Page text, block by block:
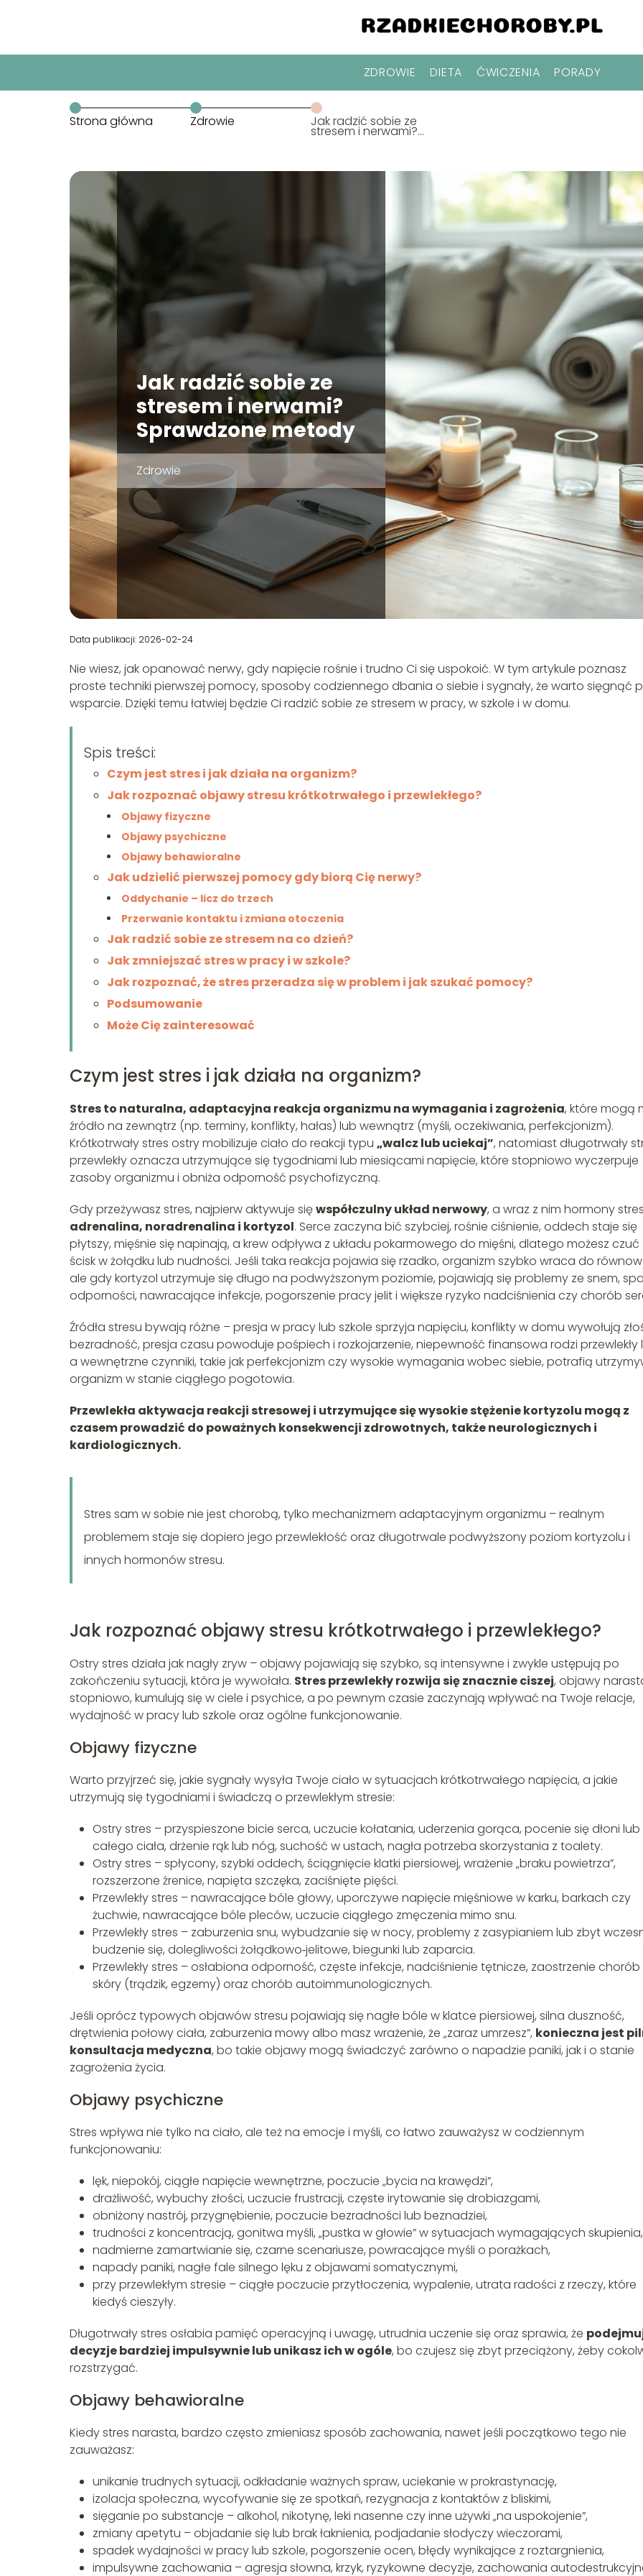
ZDROWIE DIETA ĆWICZENIA PORADY
Strona główna Zdrowie Jak radzić sobie ze
stresem i nerwami?
Jak radzić sobie ze
stresem i nerwami?
Sprawdzone metody
Zdrowie
Data publikacji: 2026-02-24
Nie wiesz, jak opanować nerwy, gdy napięcie rośnie i trudno Ci się uspokoić. W tym artykule poznasz
proste techniki pierwszej pomocy, sposoby codziennego dbania o siebie i sygnały, że warto sięgnąć
wsparcie. Dzięki temu łatwiej będzie Ci radzić sobie ze stresem w pracy, w szkole i w domu.
Spis treści:
Czym jest stres i jak działa na organizm?
Jak rozpoznać objawy stresu krótkotrwałego i przewlekłego?
Objawy fizyczne
Objawy psychiczne
Objawy behawioralne
Jak udzielić pierwszej pomocy gdy biorą Cię nerwy?
Oddychanie – licz do trzech
Przerwanie kontaktu i zmiana otoczenia
Jak radzić sobie ze stresem na co dzień?
Jak zmniejszać stres w pracy i w szkole?
Jak rozpoznać, że stres przeradza się w problem i jak szukać pomocy?
Podsumowanie
Może Cię zainteresować
Czym jest stres i jak działa na organizm?
Stres to naturalna, adaptacyjna reakcja organizmu na wymagania i zagrożenia, które mogą
źródło na zewnątrz (np. terminy, konflikty, hałas) lub wewnątrz (myśli, oczekiwania, perfekcjonizm).
Krótkotrwały stres ostry mobilizuje ciało do reakcji typu „walcz lub uciekaj”, natomiast długotrwały
przewlekły oznacza utrzymujące się tygodniami lub miesiącami napięcie, które stopniowo wyczerpuje
zasoby organizmu i obniża odporność psychofizyczną.
Gdy przeżywasz stres, najpierw aktywuje sięwspółczulny układ nerwowy, a wraz z nim hormony
adrenalina, noradrenalina i kortyzol. Serce zaczyna bić szybciej, rośnie ciśnienie, oddech staje się
płytszy, mięśnie się napinają, a krew odpływa z układu pokarmowego do mięśni, dlatego możesz czuć
ścisk w żołądku lub nudności. Jeśli taka reakcja pojawia się rzadko, organizm szybko wraca do
ale gdy kortyzol utrzymuje się długo na podwyższonym poziomie, pojawiają się problemy ze snem,
odporności, nawracające infekcje, pogorszenie pracy jelit i większe ryzyko nadciśnienia czy chorób
Źródła stresu bywają różne – presja w pracy lub szkole sprzyja napięciu, konflikty w domu wywołują
bezradność, presja czasu powoduje pośpiech i rozkojarzenie, niepewność finansowa rodzi przewlekły
a wewnętrzne czynniki, takie jak perfekcjonizm czy wysokie wymagania wobec siebie, potrafią
organizm w stanie ciągłego pogotowia.
Przewlekła aktywacja reakcji stresowej i utrzymujące się wysokie stężenie kortyzolu mogą z
czasem prowadzić do poważnych konsekwencji zdrowotnych, także neurologicznych i
kardiologicznych.
Stres sam w sobie nie jest chorobą, tylko mechanizmem adaptacyjnym organizmu – realnym
problemem staje się dopiero jego przewlekłość oraz długotrwale podwyższony poziom kortyzolu i
innych hormonów stresu.
Jak rozpoznać objawy stresu krótkotrwałego i przewlekłego?
Ostry stres działa jak nagły zryw – objawy pojawiają się szybko, są intensywne i zwykle ustępują po
zakończeniu sytuacji, która je wywołała. Stres przewlekły rozwija się znacznie ciszej, objawy
stopniowo, kumulują się w ciele i psychice, a po pewnym czasie zaczynają wpływać na Twoje relacje,
wydajność w pracy lub szkole oraz ogólne funkcjonowanie.
Objawy fizyczne
Warto przyjrzeć się, jakie sygnały wysyła Twoje ciało w sytuacjach krótkotrwałego napięcia, a jakie
utrzymują się tygodniami i świadczą o przewlekłym stresie:
Ostry stres – przyspieszone bicie serca, uczucie kołatania, uderzenia gorąca, pocenie się dłoni lub
całego ciała, drżenie rąk lub nóg, suchość w ustach, nagła potrzeba skorzystania z toalety.
Ostry stres – spłycony, szybki oddech, ściągnięcie klatki piersiowej, wrażenie „braku powietrza”,
rozszerzone źrenice, napięta szczęka, zaciśnięte pięści.
Przewlekły stres – nawracające bóle głowy, uporczywe napięcie mięśniowe w karku, barkach czy
żuchwie, nawracające bóle pleców, uczucie ciągłego zmęczenia mimo snu.
Przewlekły stres – zaburzenia snu, wybudzanie się w nocy, problemy z zasypianiem lub zbyt
budzenie się, dolegliwości żołądkowo‑jelitowe, biegunki lub zaparcia.
Przewlekły stres – osłabiona odporność, częste infekcje, nadciśnienie tętnicze, zaostrzenie chorób
skóry (trądzik, egzemy) oraz chorób autoimmunologicznych.
Jeśli oprócz typowych objawów stresu pojawiają się nagłe bóle w klatce piersiowej, silna duszność,
drętwienia połowy ciała, zaburzenia mowy albo masz wrażenie, że „zaraz umrzesz”, konieczna jest
konsultacja medyczna, bo takie objawy mogą świadczyć zarówno o napadzie paniki, jak i o stanie
zagrożenia życia.
Objawy psychiczne
Stres wpływa nie tylko na ciało, ale też na emocje i myśli, co łatwo zauważysz w codziennym
funkcjonowaniu:
lęk, niepokój, ciągłe napięcie wewnętrzne, poczucie „bycia na krawędzi”,
drażliwość, wybuchy złości, uczucie frustracji, częste irytowanie się drobiazgami,
obniżony nastrój, przygnębienie, poczucie bezradności lub beznadziei,
trudności z koncentracją, gonitwa myśli, „pustka w głowie” w sytuacjach wymagających skupienia,
nadmierne zamartwianie się, czarne scenariusze, powracające myśli o porażkach,
napady paniki, nagłe fale silnego lęku z objawami somatycznymi,
przy przewlekłym stresie – ciągłe poczucie przytłoczenia, wypalenie, utrata radości z rzeczy, które
kiedyś cieszyły.
Długotrwały stres osłabia pamięć operacyjną i uwagę, utrudnia uczenie się oraz sprawia, że
decyzje bardziej impulsywnie lub unikasz ich w ogóle, bo czujesz się zbyt przeciążony, żeby
rozstrzygać.
Objawy behawioralne
Kiedy stres narasta, bardzo często zmieniasz sposób zachowania, nawet jeśli początkowo tego nie
zauważasz:
unikanie trudnych sytuacji, odkładanie ważnych spraw, uciekanie w prokrastynację,
izolacja społeczna, wycofywanie się ze spotkań, rezygnacja z kontaktów z bliskimi,
sięganie po substancje – alkohol, nikotynę, leki nasenne czy inne używki „na uspokojenie”,
zmiany apetytu – objadanie się lub brak łaknienia, podjadanie słodyczy wieczorami,
spadek wydajności w pracy lub szkole, pogorszenie ocen, błędy wynikające z roztargnienia,
impulsywne zachowania – agresja słowna, krzyk, ryzykowne decyzje, zachowania